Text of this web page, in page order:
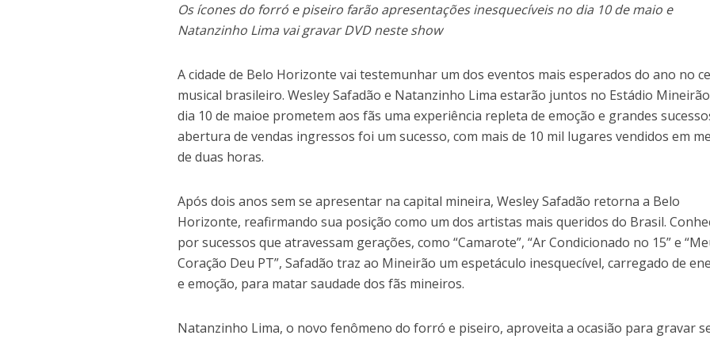
Os ícones do forró e piseiro farão apresentações inesquecíveis no dia 10 de maio e
Natanzinho Lima vai gravar DVD neste show
A cidade de Belo Horizonte vai testemunhar um dos eventos mais esperados do ano no
musical brasileiro. Wesley Safadão e Natanzinho Lima estarão juntos no Estádio
dia 10 de maioe prometem aos fãs uma experiência repleta de emoção e grandes
abertura de vendas ingressos foi um sucesso, com mais de 10 mil lugares vendidos em
de duas horas.
Após dois anos sem se apresentar na capital mineira, Wesley Safadão retorna a Belo
Horizonte, reafirmando sua posição como um dos artistas mais queridos do Brasil.
por sucessos que atravessam gerações, como “Camarote”, “Ar Condicionado no 15” e
Coração Deu PT”, Safadão traz ao Mineirão um espetáculo inesquecível, carregado de
e emoção, para matar saudade dos fãs mineiros.
Natanzinho Lima, o novo fenômeno do forró e piseiro, aproveita a ocasião para gravar